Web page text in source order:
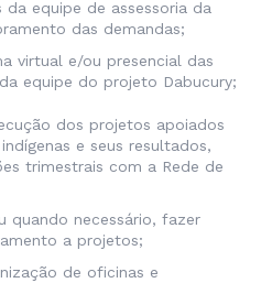
da equipe de assessoria da
das demandas;
virtual e/ou presencial das
equipe do projeto Dabucury;
dos projetos apoiados
e seus resultados,
trimestrais com a Rede de
quando necessário, fazer
a projetos;
de oficinas e